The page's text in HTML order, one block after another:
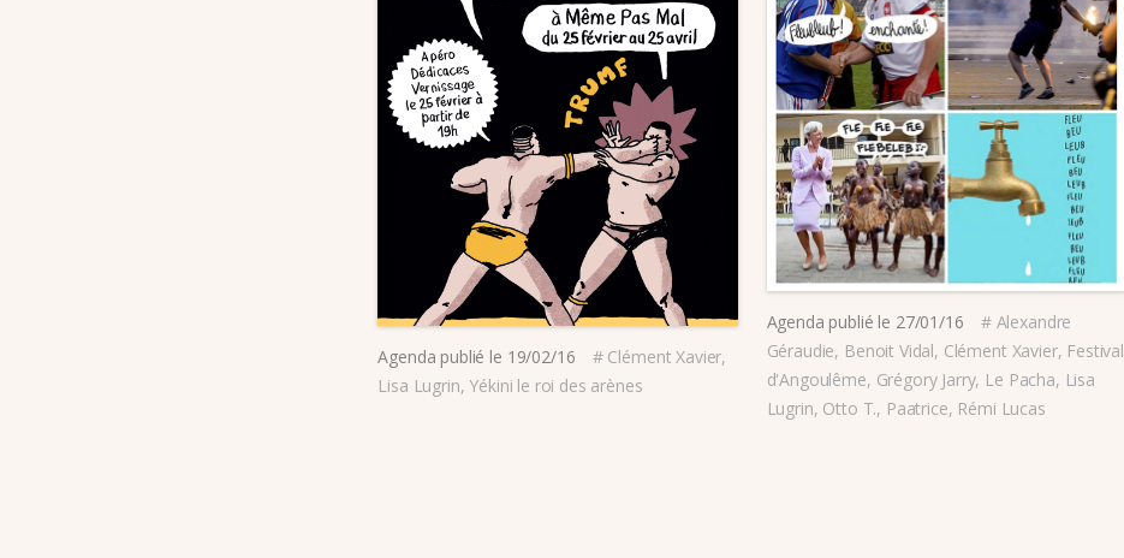
Agenda publié le 19/02/16 # Clément Xavier,
Lisa Lugrin, Yékini le roi des arènes
Agenda publié le 27/01/16 # Alexandre
Géraudie, Benoit Vidal, Clément Xavier, Festival
d'Angoulême, Grégory Jarry, Le Pacha, Lisa
Lugrin, Otto T., Paatrice, Rémi Lucas